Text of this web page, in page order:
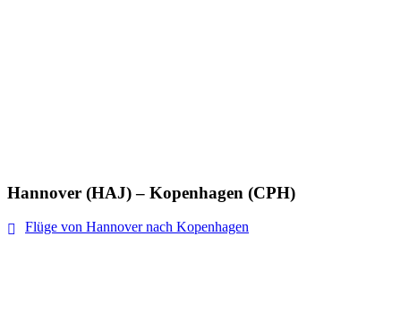
Hannover (HAJ) – Kopenhagen (CPH)
Flüge von Hannover nach Kopenhagen